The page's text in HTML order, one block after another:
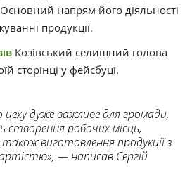
Основний напрям його діяльності
продукції.
Козівський селищний голова
сторінці у фейсбуці.
дуже важливе для громади,
створення робочих місць,
виготовлення продукції з
— написав Сергій